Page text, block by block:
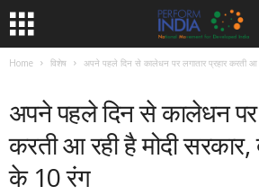
Home विशेष अपने पहले दिन से कालेधन पर लगातार प्रहार करती आ
अपने पहले दिन से कालेधन पर
करती आ रही है मोदी सरकार,
के 10 रंग